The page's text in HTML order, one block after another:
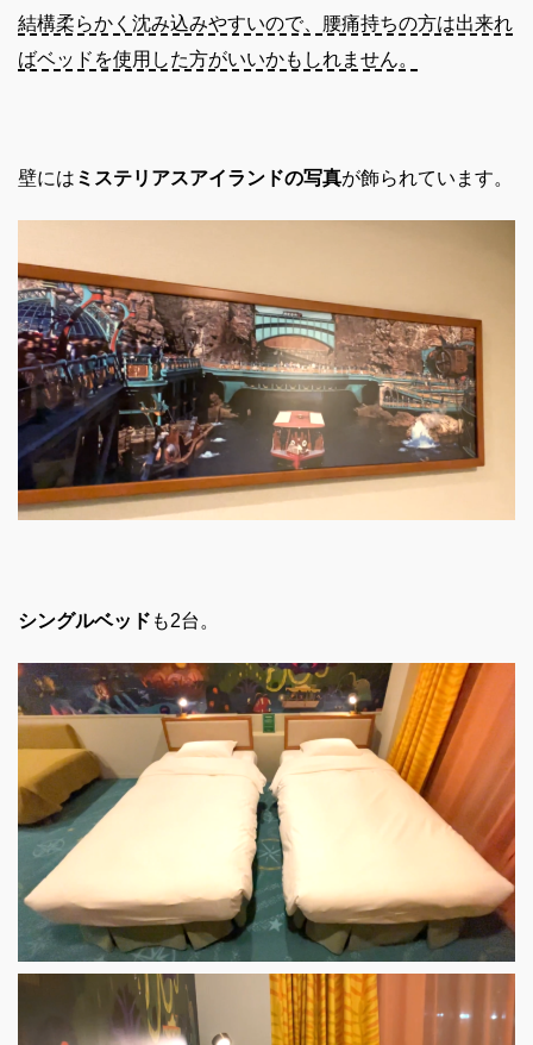
結構柔らかく沈み込みやすいので、腰痛持ちの方は出来れ
ばベッドを使用した方がいいかもしれません。
壁には ミステリアスアイランドの写真が飾られています。
シングルベッド も2台。